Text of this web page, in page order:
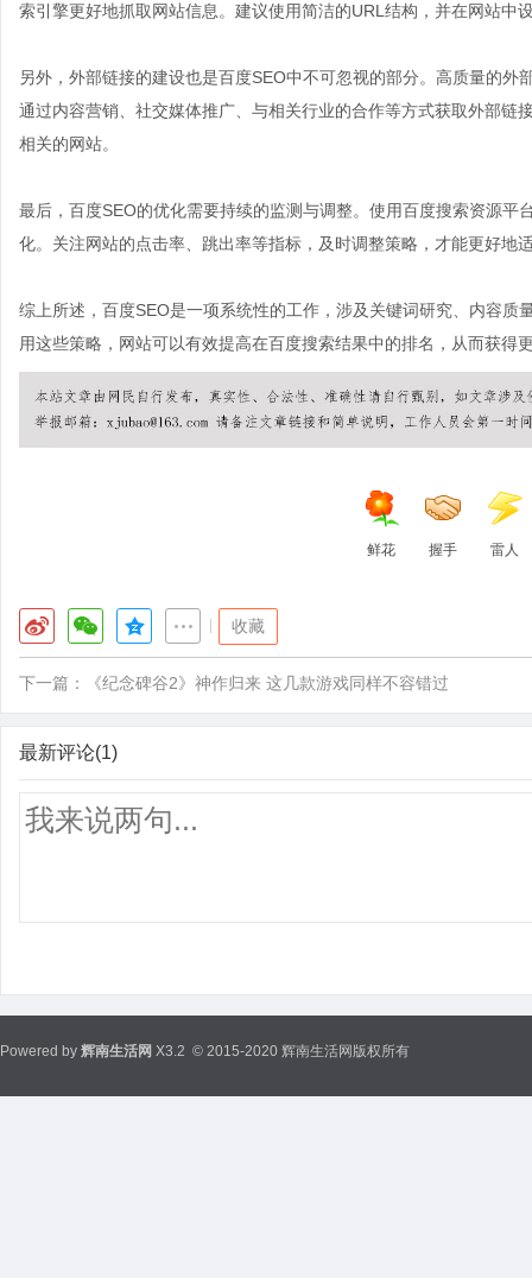
索引擎更好地抓取网站信息。建议使用简洁的URL结构，并在网站中
另外，外部链接的建设也是百度SEO中不可忽视的部分。高质量的
通过内容营销、社交媒体推广、与相关行业的合作等方式获取外部链
相关的网站。
最后，百度SEO的优化需要持续的监测与调整。使用百度搜索资源
化。关注网站的点击率、跳出率等指标，及时调整策略，才能更好地
综上所述，百度SEO是一项系统性的工作，涉及关键词研究、内容
用这些策略，网站可以有效提高在百度搜索结果中的排名，从而获得
鲜花 握手 雷人
收藏
下一篇： 《纪念碑谷2》神作归来 这几款游戏同样不容错过
最新评论(1)
Powered by 辉南生活网 X3.2 © 2015-2020 辉南生活网版权所有